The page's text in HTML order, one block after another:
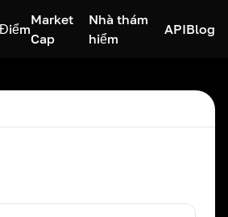
Điểm
Market
Cap
Nhà thám
hiểm
APIBlog